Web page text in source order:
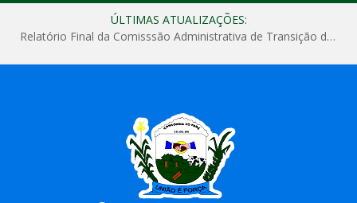
ÚLTIMAS ATUALIZAÇÕES:
Relatório Final da Comisssão Administrativa de Transição de Mandato do Poder Legislativo do Município de Concórdia do Pará